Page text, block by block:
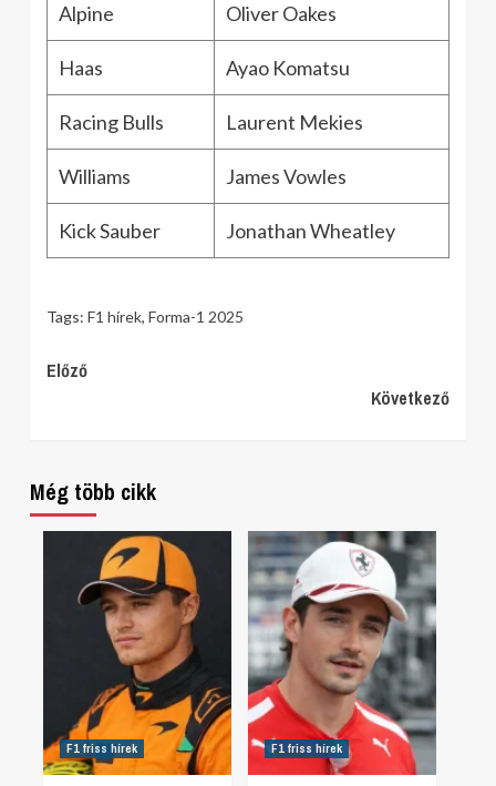
Alpine Oliver Oakes
Haas Ayao Komatsu
Racing Bulls Laurent Mekies
Williams James Vowles
Kick Sauber Jonathan Wheatley
Tags: F1 hírek, Forma-1 2025
Continue
Előző
Következő
Még több cikk
F1 friss hírek F1 friss hírek